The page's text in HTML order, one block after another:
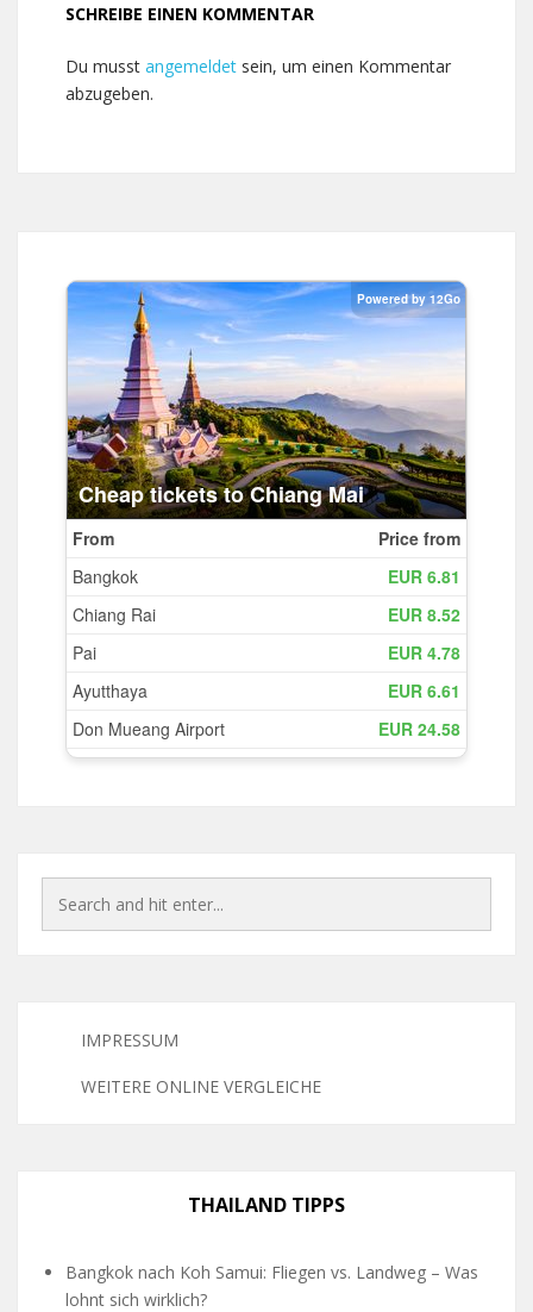
SCHREIBE EINEN KOMMENTAR
Du musst angemeldet sein, um einen Kommentar
abzugeben.
IMPRESSUM
WEITERE ONLINE VERGLEICHE
THAILAND TIPPS
Bangkok nach Koh Samui: Fliegen vs. Landweg – Was
lohnt sich wirklich?